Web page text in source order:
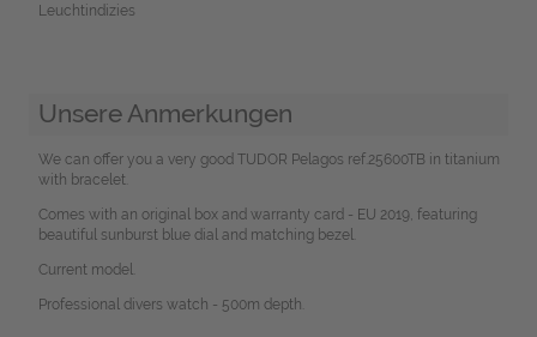
Leuchtindizies
Unsere Anmerkungen
We can offer you a very good TUDOR Pelagos ref.25600TB in titanium
with bracelet.
Comes with an original box and warranty card - EU 2019, featuring
beautiful sunburst blue dial and matching bezel.
Current model.
Professional divers watch - 500m depth.